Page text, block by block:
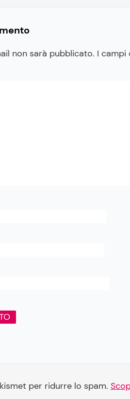
non sarà pubblicato. I campi
per ridurre lo spam.